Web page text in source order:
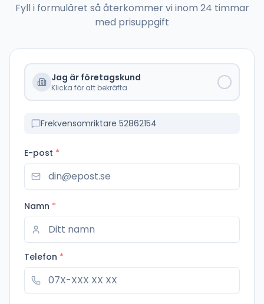
Fyll i formuläret så återkommer vi inom 24 timmar
med prisuppgift
Jag är företagskund
Klicka för att bekräfta
Frekvensomriktare 52862154
E-post *
Namn *
Telefon *